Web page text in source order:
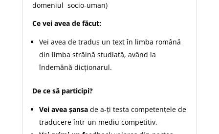
domeniul socio-uman)
Ce vei avea de făcut:
Vei avea de tradus un text în limba română
din limba străină studiată, având la
îndemână dicționarul.
De ce să participi?
Vei avea șansade a-ți testa competențele de
traducere într-un mediu competitiv.